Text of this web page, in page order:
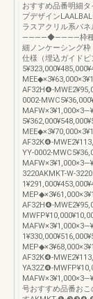
おすすめ品番明細
プデザイン
ラスアクリル系パ
――――◆――――枠種類
細ノンケーシング
仕様（埋込ガイド
AF32H❹-
0002-
AF32K❹-
YY-0002-
3220AKMKT-W-
AF32H❹-
AF32K❹-
YA32Z❹-
号おすすめ品番お